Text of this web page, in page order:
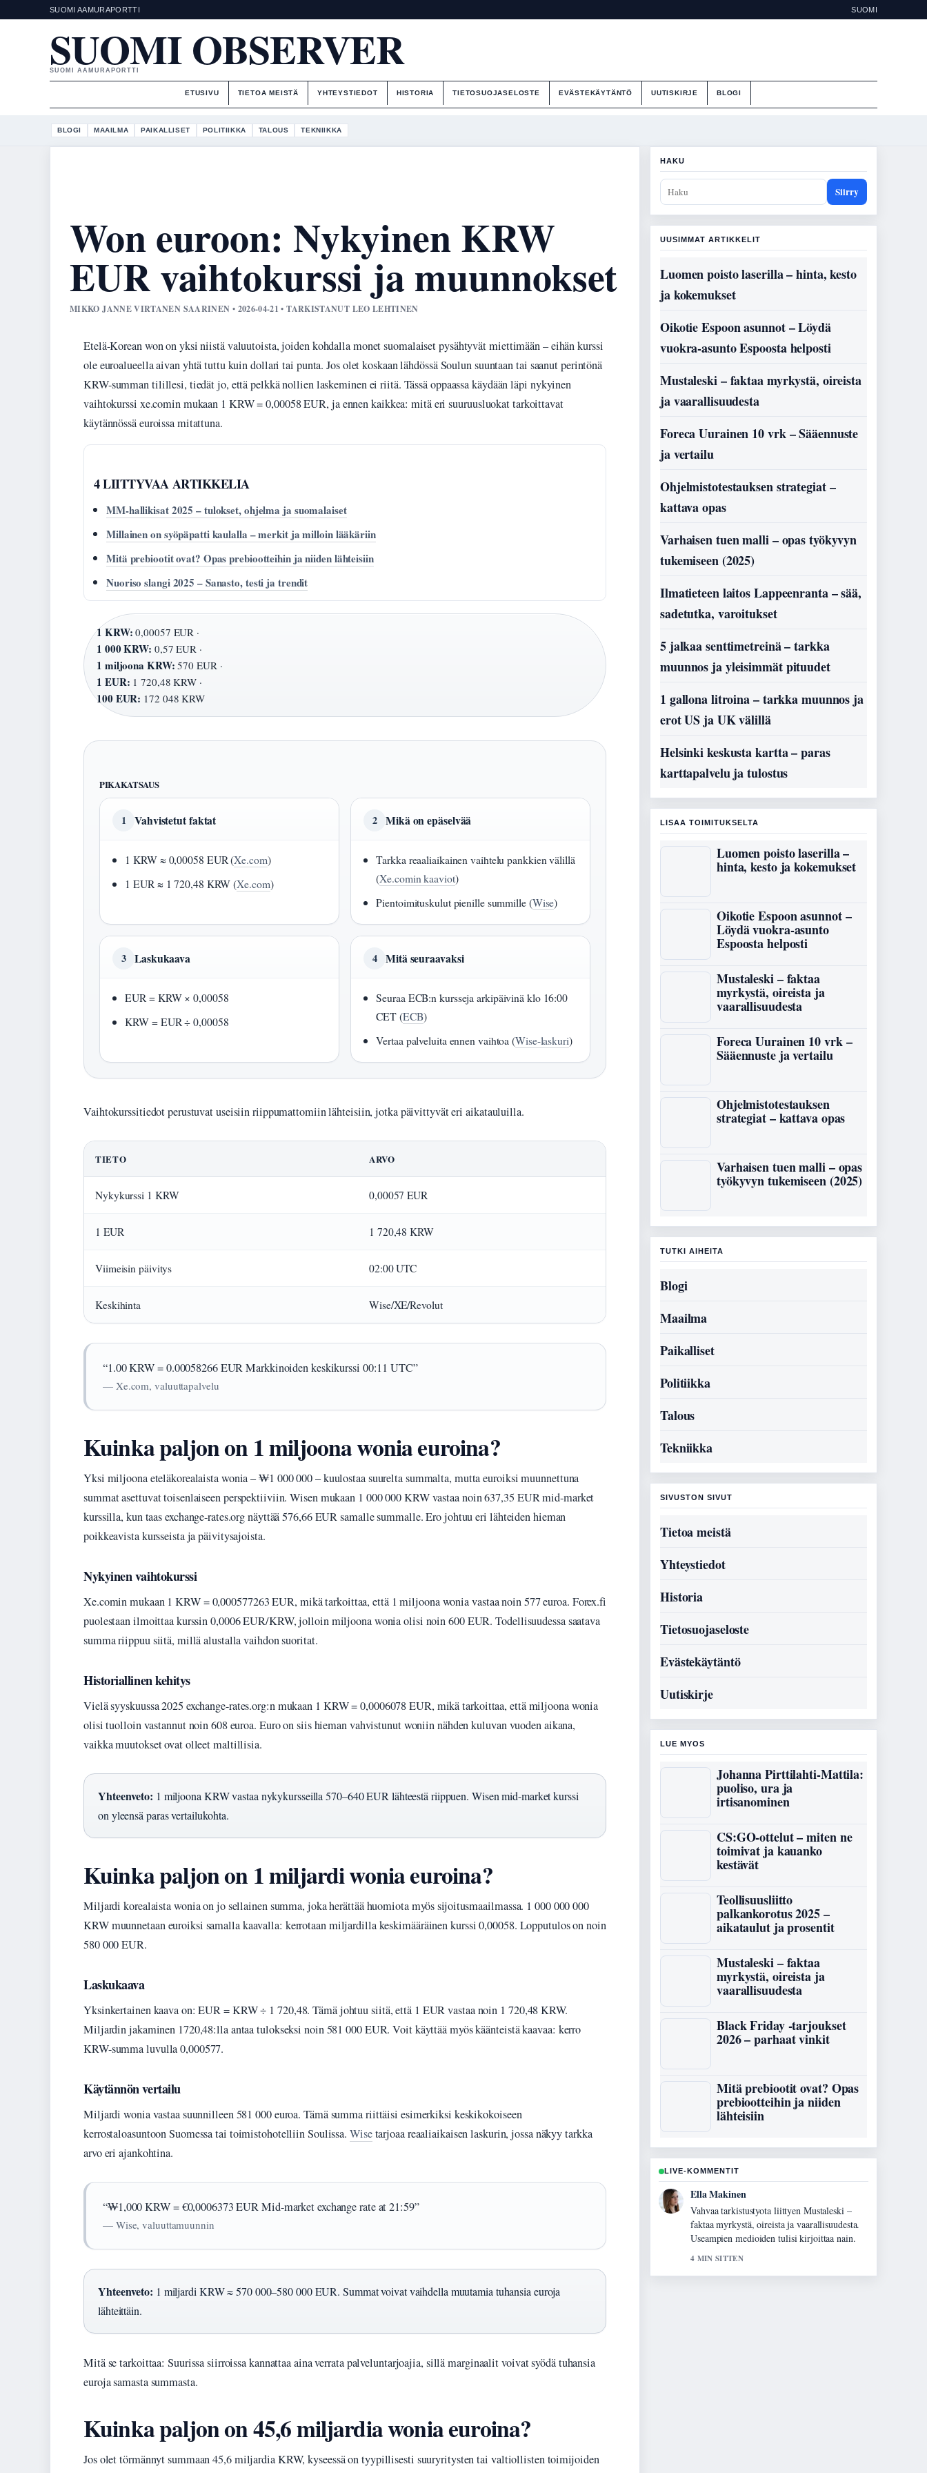
SUOMI AAMURAPORTTI SUOMI
SUOMI OBSERVER
SUOMI AAMURAPORTTI
ETUSIVU TIETOA MEISTÄ YHTEYSTIEDOT HISTORIA TIETOSUOJASELOSTE EVÄSTEKÄYTÄNTÖ UUTISKIRJE BLOGI
BLOGI MAAILMA PAIKALLISET POLITIIKKA TALOUS TEKNIIKKA
Won euroon: Nykyinen KRW
EUR vaihtokurssi ja muunnokset
MIKKO JANNE VIRTANEN SAARINEN • 2026-04-21 • TARKISTANUT LEO LEHTINEN
Etelä-Korean won on yksi niistä valuutoista, joiden kohdalla monet suomalaiset pysähtyvät miettimään – eihän kurssi
ole euroalueella aivan yhtä tuttu kuin dollari tai punta. Jos olet koskaan lähdössä Soulun suuntaan tai saanut perintönä
KRW-summan tilillesi, tiedät jo, että pelkkä nollien laskeminen ei riitä. Tässä oppaassa käydään läpi nykyinen
vaihtokurssi xe.comin mukaan 1 KRW = 0,00058 EUR, ja ennen kaikkea: mitä eri suuruusluokat tarkoittavat
käytännössä euroissa mitattuna.
4 LIITTYVAA ARTIKKELIA
MM-hallikisat 2025 – tulokset, ohjelma ja suomalaiset
Millainen on syöpäpatti kaulalla – merkit ja milloin lääkäriin
Mitä prebiootit ovat? Opas prebiootteihin ja niiden lähteisiin
Nuoriso slangi 2025 – Sanasto, testi ja trendit
1 KRW: 0,00057 EUR ·
1 000 KRW: 0,57 EUR ·
1 miljoona KRW: 570 EUR ·
1 EUR: 1 720,48 KRW ·
100 EUR: 172 048 KRW
PIKAKATSAUS
1 Vahvistetut faktat
1 KRW ≈ 0,00058 EUR (Xe.com)
1 EUR ≈ 1 720,48 KRW (Xe.com)
2 Mikä on epäselvää
Tarkka reaaliaikainen vaihtelu pankkien välillä
(Xe.comin kaaviot)
Pientoimituskulut pienille summille (Wise)
3 Laskukaava
EUR = KRW × 0,00058
KRW = EUR ÷ 0,00058
4 Mitä seuraavaksi
Seuraa ECB:n kursseja arkipäivinä klo 16:00
CET (ECB)
Vertaa palveluita ennen vaihtoa (Wise-laskuri)
Vaihtokurssitiedot perustuvat useisiin riippumattomiin lähteisiin, jotka päivittyvät eri aikatauluilla.
TIETO ARVO
Nykykurssi 1 KRW 0,00057 EUR
1 EUR 1 720,48 KRW
Viimeisin päivitys 02:00 UTC
Keskihinta Wise/XE/Revolut
“1.00 KRW = 0.00058266 EUR Markkinoiden keskikurssi 00:11 UTC”
— Xe.com, valuuttapalvelu
Kuinka paljon on 1 miljoona wonia euroina?
Yksi miljoona eteläkorealaista wonia – ₩1 000 000 – kuulostaa suurelta summalta, mutta euroiksi muunnettuna
summat asettuvat toisenlaiseen perspektiiviin. Wisen mukaan 1 000 000 KRW vastaa noin 637,35 EUR mid-market
kurssilla, kun taas exchange-rates.org näyttää 576,66 EUR samalle summalle. Ero johtuu eri lähteiden hieman
poikkeavista kursseista ja päivitysajoista.
Nykyinen vaihtokurssi
Xe.comin mukaan 1 KRW = 0,000577263 EUR, mikä tarkoittaa, että 1 miljoona wonia vastaa noin 577 euroa. Forex.fi
puolestaan ilmoittaa kurssin 0,0006 EUR/KRW, jolloin miljoona wonia olisi noin 600 EUR. Todellisuudessa saatava
summa riippuu siitä, millä alustalla vaihdon suoritat.
Historiallinen kehitys
Vielä syyskuussa 2025 exchange-rates.org:n mukaan 1 KRW = 0,0006078 EUR, mikä tarkoittaa, että miljoona wonia
olisi tuolloin vastannut noin 608 euroa. Euro on siis hieman vahvistunut woniin nähden kuluvan vuoden aikana,
vaikka muutokset ovat olleet maltillisia.
Yhteenveto: 1 miljoona KRW vastaa nykykursseilla 570–640 EUR lähteestä riippuen. Wisen mid-market kurssi
on yleensä paras vertailukohta.
Kuinka paljon on 1 miljardi wonia euroina?
Miljardi korealaista wonia on jo sellainen summa, joka herättää huomiota myös sijoitusmaailmassa. 1 000 000 000
KRW muunnetaan euroiksi samalla kaavalla: kerrotaan miljardilla keskimääräinen kurssi 0,00058. Lopputulos on noin
580 000 EUR.
Laskukaava
Yksinkertainen kaava on: EUR = KRW ÷ 1 720,48. Tämä johtuu siitä, että 1 EUR vastaa noin 1 720,48 KRW.
Miljardin jakaminen 1720,48:lla antaa tulokseksi noin 581 000 EUR. Voit käyttää myös käänteistä kaavaa: kerro
KRW-summa luvulla 0,000577.
Käytännön vertailu
Miljardi wonia vastaa suunnilleen 581 000 euroa. Tämä summa riittäisi esimerkiksi keskikokoiseen
kerrostaloasuntoon Suomessa tai toimistohotelliin Soulissa. Wisetarjoaa reaaliaikaisen laskurin, jossa näkyy tarkka
arvo eri ajankohtina.
“₩1,000 KRW = €0,0006373 EUR Mid-market exchange rate at 21:59”
— Wise, valuuttamuunnin
Yhteenveto: 1 miljardi KRW ≈ 570 000–580 000 EUR. Summat voivat vaihdella muutamia tuhansia euroja
lähteittäin.
Mitä se tarkoittaa: Suurissa siirroissa kannattaa aina verrata palveluntarjoajia, sillä marginaalit voivat syödä tuhansia
euroja samasta summasta.
Kuinka paljon on 45,6 miljardia wonia euroina?
Jos olet törmännyt summaan 45,6 miljardia KRW, kyseessä on tyypillisesti suuryritysten tai valtiollisten toimijoiden
HAKU
Siirry
UUSIMMAT ARTIKKELIT
Luomen poisto laserilla – hinta, kesto
ja kokemukset
Oikotie Espoon asunnot – Löydä
vuokra-asunto Espoosta helposti
Mustaleski – faktaa myrkystä, oireista
ja vaarallisuudesta
Foreca Uurainen 10 vrk – Sääennuste
ja vertailu
Ohjelmistotestauksen strategiat –
kattava opas
Varhaisen tuen malli – opas työkyvyn
tukemiseen (2025)
Ilmatieteen laitos Lappeenranta – sää,
sadetutka, varoitukset
5 jalkaa senttimetreinä – tarkka
muunnos ja yleisimmät pituudet
1 gallona litroina – tarkka muunnos ja
erot US ja UK välillä
Helsinki keskusta kartta – paras
karttapalvelu ja tulostus
LISAA TOIMITUKSELTA
Luomen poisto laserilla –
hinta, kesto ja kokemukset
Oikotie Espoon asunnot –
Löydä vuokra-asunto
Espoosta helposti
Mustaleski – faktaa
myrkystä, oireista ja
vaarallisuudesta
Foreca Uurainen 10 vrk –
Sääennuste ja vertailu
Ohjelmistotestauksen
strategiat – kattava opas
Varhaisen tuen malli – opas
työkyvyn tukemiseen (2025)
TUTKI AIHEITA
Blogi
Maailma
Paikalliset
Politiikka
Talous
Tekniikka
SIVUSTON SIVUT
Tietoa meistä
Yhteystiedot
Historia
Tietosuojaseloste
Evästekäytäntö
Uutiskirje
LUE MYOS
Johanna Pirttilahti-Mattila:
puoliso, ura ja
irtisanominen
CS:GO-ottelut – miten ne
toimivat ja kauanko
kestävät
Teollisuusliitto
palkankorotus 2025 –
aikataulut ja prosentit
Mustaleski – faktaa
myrkystä, oireista ja
vaarallisuudesta
Black Friday -tarjoukset
2026 – parhaat vinkit
Mitä prebiootit ovat? Opas
prebiootteihin ja niiden
lähteisiin
LIVE-KOMMENTIT
Joonas Kallio
Hyva yhteenveto aiheesta Luomen poisto
laserilla – hinta, kesto ja.... Tama on tahan
mennessa selkein kooste tanaan.
6 MIN SITTEN